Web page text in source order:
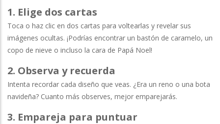
1. Elige dos cartas
Toca o haz clic en dos cartas para voltearlas y revelar sus
imágenes ocultas. ¡Podrías encontrar un bastón de caramelo, un
copo de nieve o incluso la cara de Papá Noel!
2. Observa y recuerda
Intenta recordar cada diseño que veas. ¿Era un reno o una bota
navideña? Cuanto más observes, mejor emparejarás.
3. Empareja para puntuar